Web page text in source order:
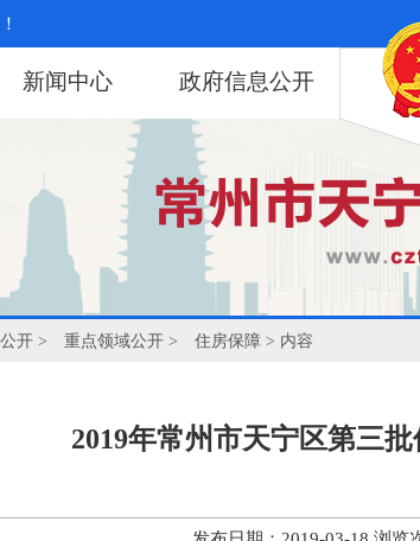
新闻中心 政府信息公开
开 > 重点领域公开 > 住房保障 > 内容
2019年常州市天宁区第三